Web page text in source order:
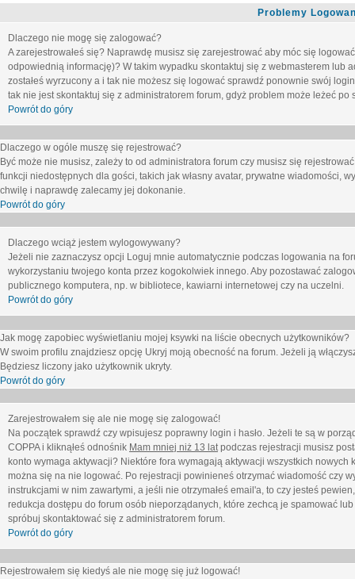
Problemy
Dlaczego nie mogę się zalogować?
A zarejestrowałeś się? Naprawdę musisz się zarejestrować aby móc się
odpowiednią informację)? W takim wypadku skontaktuj się z webmasterem lub
zostałeś wyrzucony a i tak nie możesz się logować sprawdź ponownie swój
tak nie jest skontaktuj się z administratorem forum, gdyż problem może leżeć po
Powrót do góry
Dlaczego w ogóle muszę się rejestrować?
Być może nie musisz, zależy to od administratora forum czy musisz się
funkcji niedostępnych dla gości, takich jak własny avatar, prywatne wiadomości,
chwilę i naprawdę zalecamy jej dokonanie.
Powrót do góry
Dlaczego wciąż jestem wylogowywany?
Jeżeli nie zaznaczysz opcji Loguj mnie automatycznie podczas logowania na
wykorzystaniu twojego konta przez kogokolwiek innego. Aby pozostawać
publicznego komputera, np. w bibliotece, kawiarni internetowej czy na uczelni.
Powrót do góry
Jak mogę zapobiec wyświetlaniu mojej ksywki na liście obecnych użytkowników?
W swoim profilu znajdziesz opcję Ukryj moją obecność na forum. Jeżeli ją
Będziesz liczony jako użytkownik ukryty.
Powrót do góry
Zarejestrowałem się ale nie mogę się zalogować!
Na początek sprawdź czy wpisujesz poprawny login i hasło. Jeżeli te są w
COPPA i kliknąłeś odnośnik Mam mniej niż 13 latpodczas rejestracji musisz
konto wymaga aktywacji? Niektóre fora wymagają aktywacji wszystkich
można się na nie logować. Po rejestracji powinieneś otrzymać wiadomość czy
instrukcjami w nim zawartymi, a jeśli nie otrzymałeś email'a, to czy jesteś
redukcja dostępu do forum osób nieporządanych, które zechcą je spamować
spróbuj skontaktować się z administratorem forum.
Powrót do góry
Rejestrowałem się kiedyś ale nie mogę się już logować!